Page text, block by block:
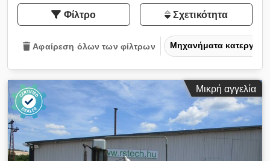
Φίλτρο Σχετικότητα
Αφαίρεση όλων των φίλτρων Μηχανήματα
Μικρή αγγελία